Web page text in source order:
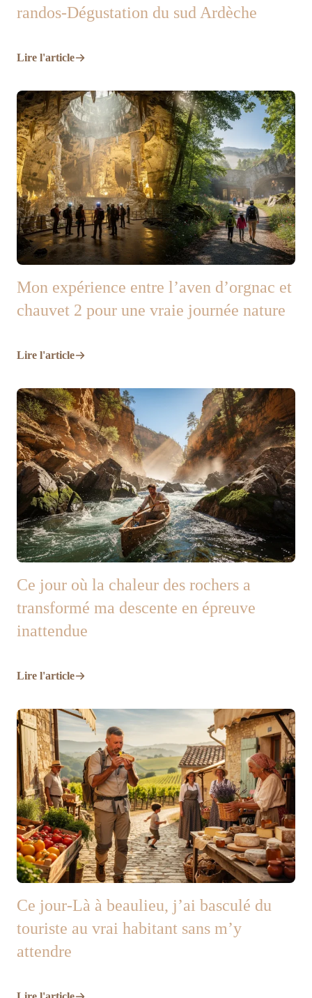
randos-Dégustation du sud Ardèche
Lire l'article
Mon expérience entre l’aven d’orgnac et
chauvet 2 pour une vraie journée nature
Lire l'article
Ce jour où la chaleur des rochers a
transformé ma descente en épreuve
inattendue
Lire l'article
Ce jour-Là à beaulieu, j’ai basculé du
touriste au vrai habitant sans m’y
attendre